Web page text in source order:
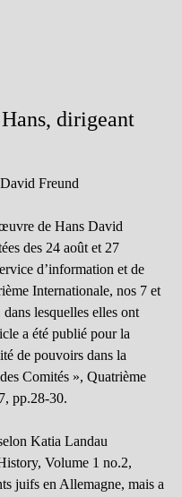
dirigeant
Freund
de Hans David
des 24 août et 27
d’information et de
Internationale, nos 7 et
lesquelles elles ont
a été publié pour la
de pouvoirs dans la
Comités », Quatrième
pp.28-30.
Katia Landau
Volume 1 no.2,
juifs en Allemagne, mais a